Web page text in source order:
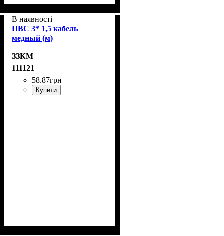
В наявності
ПВС 3* 1,5 кабель
медный (м)
ЗЗКМ
111121
58.87грн
Купити